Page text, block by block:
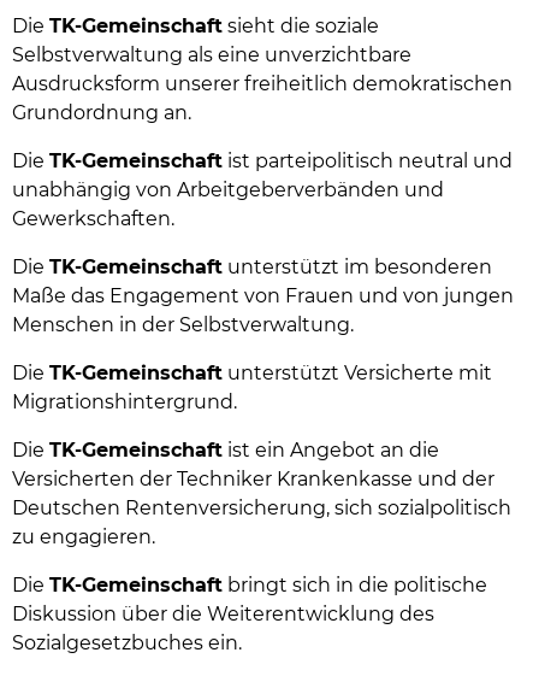
Die TK-Gemeinschaft sieht die soziale
Selbstverwaltung als eine unverzichtbare
Ausdrucksform unserer freiheitlich demokratischen
Grundordnung an.
Die TK-Gemeinschaft ist parteipolitisch neutral und
unabhängig von Arbeitgeberverbänden und
Gewerkschaften.
Die TK-Gemeinschaft unterstützt im besonderen
Maße das Engagement von Frauen und von jungen
Menschen in der Selbstverwaltung.
Die TK-Gemeinschaft unterstützt Versicherte mit
Migrationshintergrund.
Die TK-Gemeinschaft ist ein Angebot an die
Versicherten der Techniker Krankenkasse und der
Deutschen Rentenversicherung, sich sozialpolitisch
zu engagieren.
Die TK-Gemeinschaft bringt sich in die politische
Diskussion über die Weiterentwicklung des
Sozialgesetzbuches ein.